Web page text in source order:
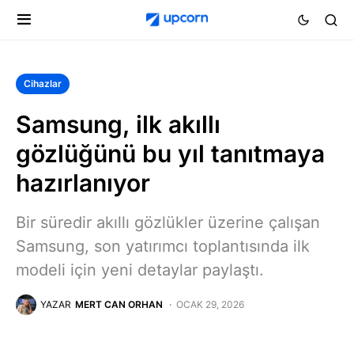
Cihazlar
Samsung, ilk akıllı
gözlüğünü bu yıl tanıtmaya
hazırlanıyor
Bir süredir akıllı gözlükler üzerine çalışan
Samsung, son yatırımcı toplantısında ilk
modeli için yeni detaylar paylaştı.
YAZAR MERT CAN ORHAN OCAK 29, 2026